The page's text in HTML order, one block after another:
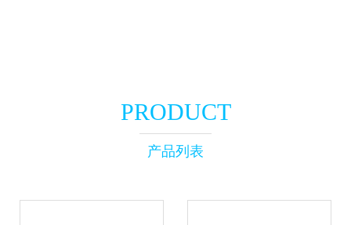
PRODUCT
产品列表